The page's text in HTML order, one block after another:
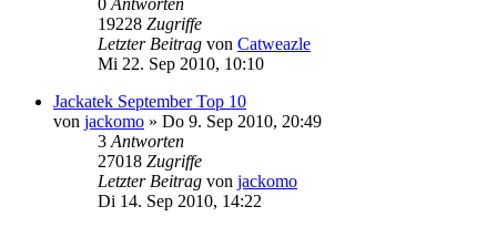
19228 Zugriffe
Letzter Beitrag von Catweazle
Mi 22. Sep 2010, 10:10
Jackatek September Top 10
von jackomo » Do 9. Sep 2010, 20:49
3 Antworten
27018 Zugriffe
Letzter Beitrag von jackomo
Di 14. Sep 2010, 14:22